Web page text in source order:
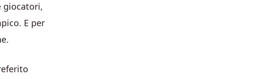
giocatori,
E per